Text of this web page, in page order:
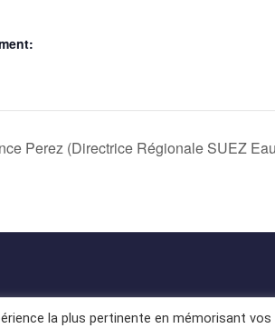
Perez (Directrice Régionale SUEZ Eau
la plus pertinente en mémorisant vos